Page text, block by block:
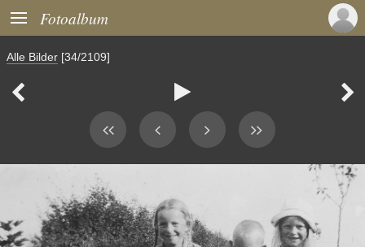
 Fotoalbum
Alle Bilder [34/2109]
  